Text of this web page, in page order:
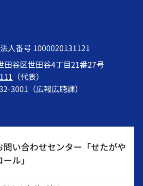
法人番号 1000020131121
田谷区世田谷4丁目21番27号
（代表）
3001（広報広聴課）
問い合わせセンター「せたがや
ール」